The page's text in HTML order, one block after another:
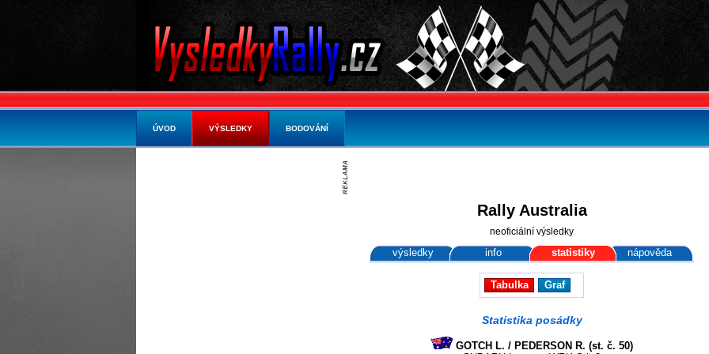
Rally Australia
neoficiální výsledky
výsledky info statistiky nápověda
Tabulka Graf
Statistika posádky
GOTCH L. / PEDERSON R. (st. č. 50)
ÚVOD VÝSLEDKY BODOVÁNÍ